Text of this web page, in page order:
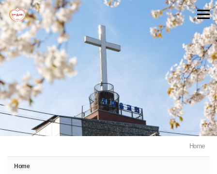
Home
Home